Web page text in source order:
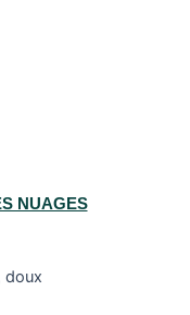
NUAGES
doux